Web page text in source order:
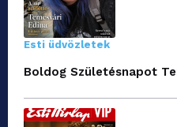
Esti üdvözletek
Boldog Születésnapot